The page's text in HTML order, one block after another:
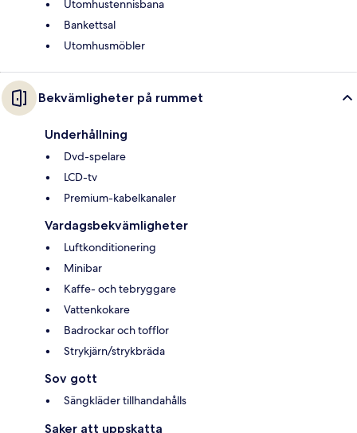
Utomhustennisbana
Bankettsal
Utomhusmöbler
Bekvämligheter på rummet
Underhållning
Dvd-spelare
LCD-tv
Premium-kabelkanaler
Vardagsbekvämligheter
Luftkonditionering
Minibar
Kaffe- och tebryggare
Vattenkokare
Badrockar och tofflor
Strykjärn/strykbräda
Sov gott
Sängkläder tillhandahålls
Saker att uppskatta